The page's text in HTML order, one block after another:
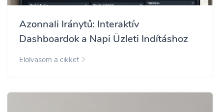
Azonnali Iránytű: Interaktív
Dashboardok a Napi Üzleti Indításhoz
Elolvasom a cikket